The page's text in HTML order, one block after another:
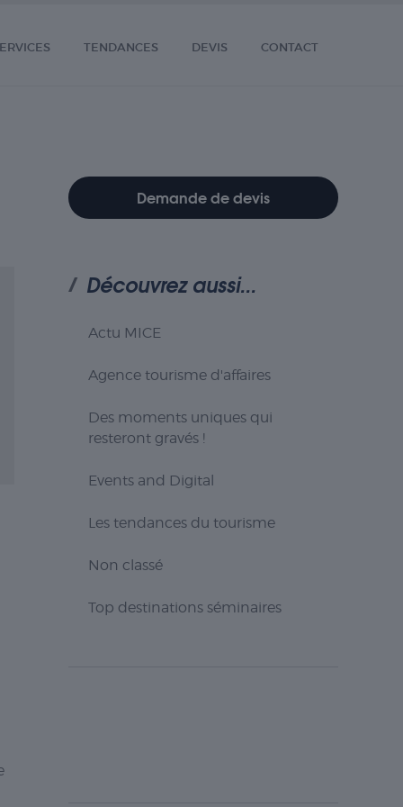
TENDANCES DEVIS CONTACT
Demande de devis
Découvrez aussi...
Actu MICE
Agence tourisme d'affaires
Des moments uniques qui
resteront gravés !
Events and Digital
Les tendances du tourisme
Non classé
Top destinations séminaires